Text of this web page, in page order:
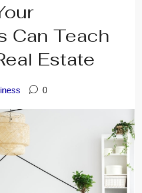
Can Teach
Estate
0